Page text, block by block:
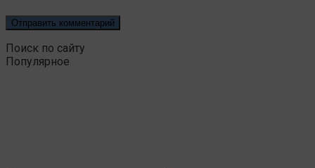
Поиск по сайту
Популярное